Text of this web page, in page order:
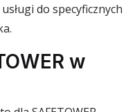
do specyficznych
w